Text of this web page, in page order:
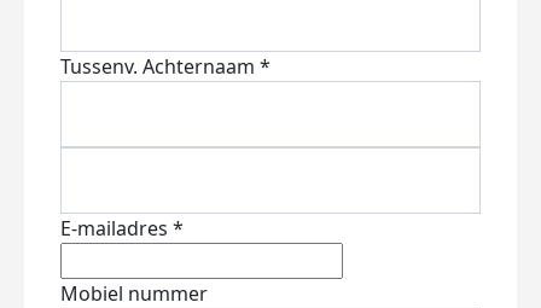
Tussenv. Achternaam *
E-mailadres *
Mobiel nummer